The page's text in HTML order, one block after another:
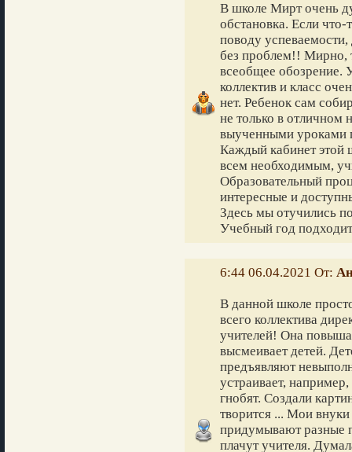
В школе Мирт очень
обстановка. Если
поводу успеваемости,
без проблем!! Мирно,
всеобщее обозрение.
коллектив и класс
нет. Ребенок сам
не только в отличном
выученными уроками
Каждый кабинет этой
всем необходимым,
Образовательный
интересные и
Здесь мы отучились
Учебный год
6:44 06.04.2021 От:
В данной школе
всего коллектива
учителей! Она
высмеивает детей.
предъявляют
устраивает,
гнобят. Создали
творится ... Мои внуки
придумывают разные
плачут учителя.